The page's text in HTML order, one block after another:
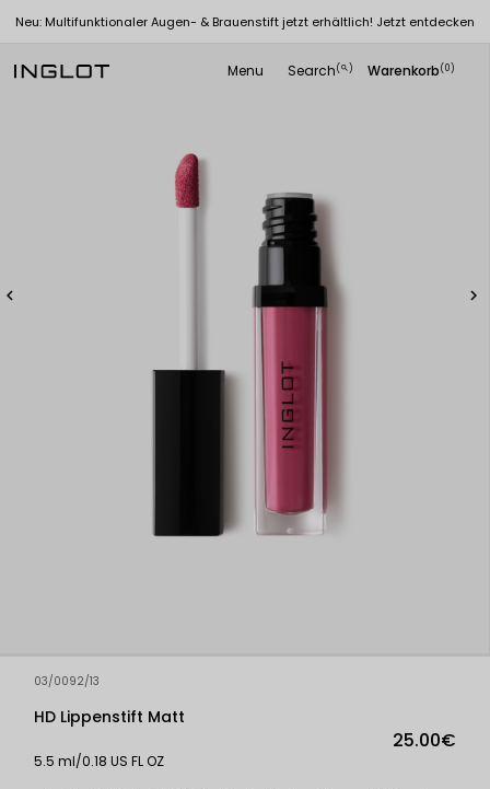
Neu: Multifunktionaler Augen- & Brauenstift jetzt erhältlich! Jetzt entdecken
Menu Search(
search ) Warenkorb(0)
 
03/0092/13
HD Lippenstift Matt
25.00€
5.5 ml/0.18 US FL OZ